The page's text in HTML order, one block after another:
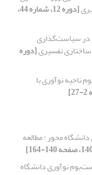
[دوره 12، شماره 44،
در سیاست‌گذاری
ساختاری تفسیری[دوره
ناحیه نوآوری با
محور : مطالعه
نوآوری دانشگاه